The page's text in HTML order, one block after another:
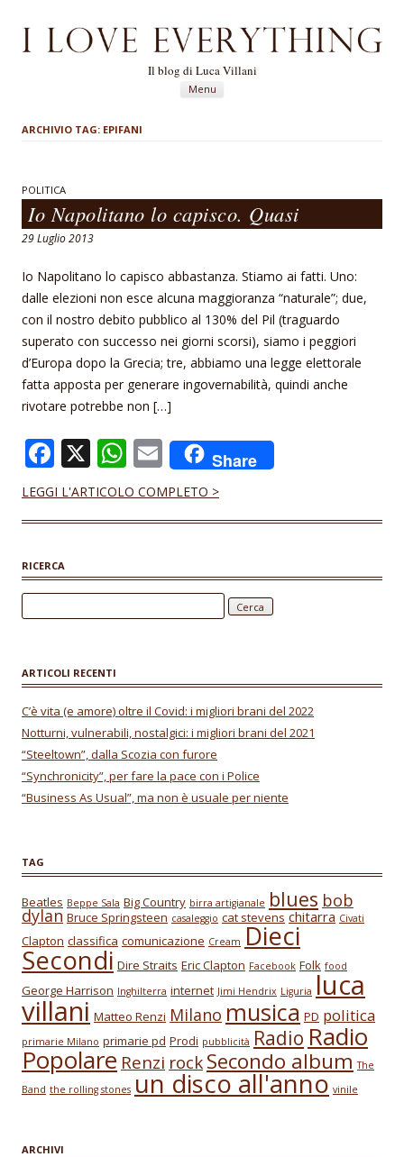
Il blog di Luca Villani
Menu
ARCHIVIO TAG: EPIFANI
POLITICA
Io Napolitano lo capisco. Quasi
29 Luglio 2013
Io Napolitano lo capisco abbastanza. Stiamo ai fatti. Uno:
dalle elezioni non esce alcuna maggioranza “naturale”; due,
con il nostro debito pubblico al 130% del Pil (traguardo
superato con successo nei giorni scorsi), siamo i peggiori
d’Europa dopo la Grecia; tre, abbiamo una legge elettorale
fatta apposta per generare ingovernabilità, quindi anche
rivotare potrebbe non […]
F
ac
e
o
o
k
X W
h
at
A
p
p
E
m
ai
Share
LEGGI L'ARTICOLO COMPLETO >
RICERCA
ARTICOLI RECENTI
C’è vita (e amore) oltre il Covid: i migliori brani del 2022
Notturni, vulnerabili, nostalgici: i migliori brani del 2021
“Steeltown”, dalla Scozia con furore
“Synchronicity”, per fare la pace con i Police
“Business As Usual”, ma non è usuale per niente
TAG
Beatles Beppe Sala Big Country birra artigianale blues bob
dylan Bruce Springsteen casaleggio cat stevens chitarra Civati
Clapton classifica comunicazione Cream Dieci
Secondi Dire Straits Eric Clapton Facebook Folk food
George Harrison Inghilterra internet Jimi Hendrix Liguria luca
villani Matteo Renzi Milano musica PD politica
primarie Milano primarie pd Prodi pubblicità Radio Radio
Popolare Renzi rockSecondo album The
Band the rolling stones un disco all'anno vinile
ARCHIVI